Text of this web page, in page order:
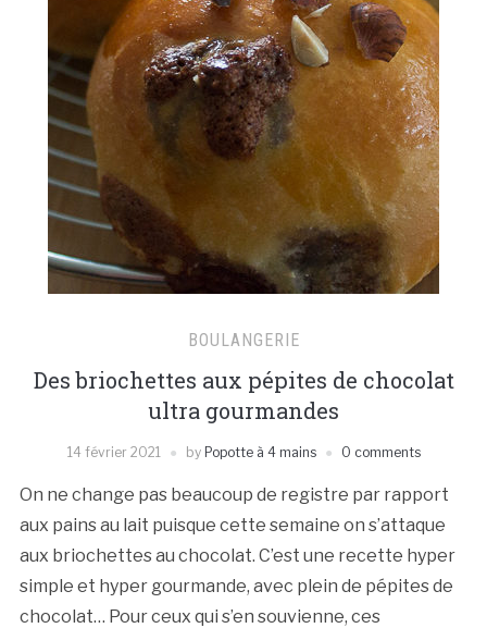
BOULANGERIE
Des briochettes aux pépites de chocolat
ultra gourmandes
14 février 2021 by Popotte à 4 mains 0 comments
On ne change pas beaucoup de registre par rapport
aux pains au lait puisque cette semaine on s’attaque
aux briochettes au chocolat. C’est une recette hyper
simple et hyper gourmande, avec plein de pépites de
chocolat… Pour ceux qui s’en souvienne, ces